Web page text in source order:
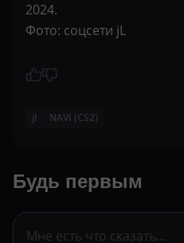
2024.
Фото: соцсети jL
jl NAVI (CS2)
Будь первым